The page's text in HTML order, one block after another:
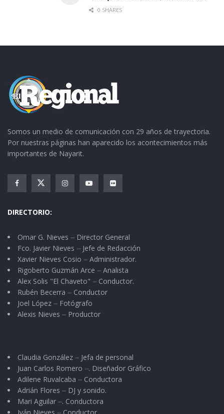
0 SHARES
Somos un medio de comunicación con 29 años de trayectoria.
Por nuestras páginas han aparecido los acontecimientos más
importantes de Nayarit.
DIRECTORIO:
Omar G. Nieves ⏤ Director General
Fco. Javier Nieves ⏤ Jefe de Redacción
Xavier Nieves Cosio ⏤ Administrador.
Rigoberto Guzmán Arce ⏤ Analista
Alex Solis "El Chaveto" ⏤ Conductor.
Rubén Becerra ⏤ Conductor
Joel López ⏤ Fotógrafo
Alexis Nieves ⏤ Productor
Claudia González ⏤ Jefa de personal
Juan Carlos Romero ⏤. Diseñador Gráfico
Adilene Ruvalcaba ⏤ Conductora
Adrián Flores ⏤ DJ y sonido.
Mari Aguilar ⏤. Conductora